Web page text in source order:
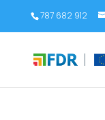
787 682 912